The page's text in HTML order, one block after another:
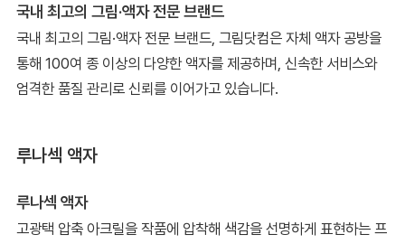
국내 최고의 그림·액자 전문 브랜드
국내 최고의 그림·액자 전문 브랜드, 그림닷컴은 자체 액자 공방을
통해 100여 종 이상의 다양한 액자를 제공하며, 신속한 서비스와
엄격한 품질 관리로 신뢰를 이어가고 있습니다.
루나섹 액자
루나섹 액자
고광택 압축 아크릴을 작품에 압착해 색감을 선명하게 표현하는 프